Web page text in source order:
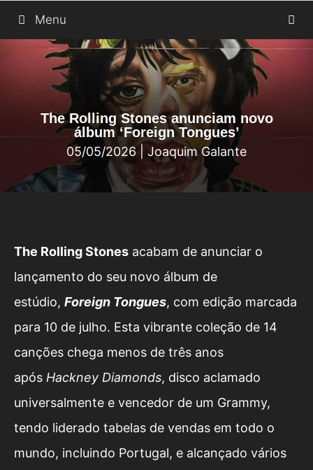
para
conteúdo
Menu
The Rolling Stones anunciam novo
álbum ‘Foreign Tongues’
05/05/2026 Joaquim Galante
The Rolling Stones acabam de anunciar o
lançamento do seu novo álbum de
estúdio, Foreign Tongues, com edição marcada
para 10 de julho. Esta vibrante coleção de 14
canções chega menos de três anos
após Hackney Diamonds, disco aclamado
universalmente e vencedor de um Grammy,
tendo liderado tabelas de vendas em todo o
mundo, incluindo Portugal, e alcançado vários